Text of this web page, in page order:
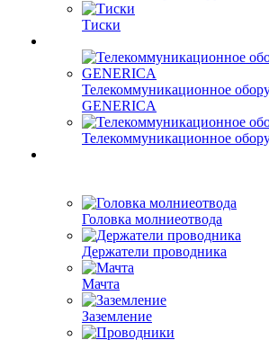
Тиски
Телекоммуникационное
GENERICA
Телекоммуникационное
Головка молниеотвода
Держатели проводника
Мачта
Заземление